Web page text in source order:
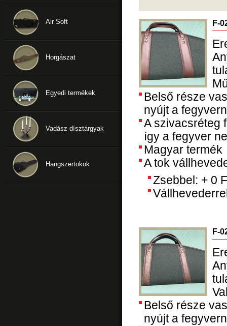
Air Soft
Horgászat
Egyedi termékek
Vadász dísztárgyak
Hangszertokok
F-
Belső része
nyújt a
A szivacsréteg
így a fegyver
Magyar termék
A tok
Zsebbel: + 0
F-
Belső része
nyújt a